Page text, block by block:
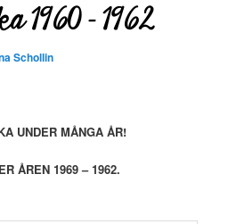
1960 – 1962
Schollin
UNDER MÅNGA ÅR!
ÅREN 1969 – 1962.